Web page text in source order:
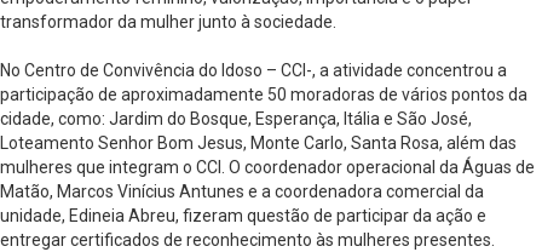
transformador da mulher junto à sociedade.
No Centro de Convivência do Idoso – CCI-, a atividade concentrou a
participação de aproximadamente 50 moradoras de vários pontos da
cidade, como: Jardim do Bosque, Esperança, Itália e São José,
Loteamento Senhor Bom Jesus, Monte Carlo, Santa Rosa, além das
mulheres que integram o CCI. O coordenador operacional da Águas de
Matão, Marcos Vinícius Antunes e a coordenadora comercial da
unidade, Edineia Abreu, fizeram questão de participar da ação e
entregar certificados de reconhecimento às mulheres presentes.